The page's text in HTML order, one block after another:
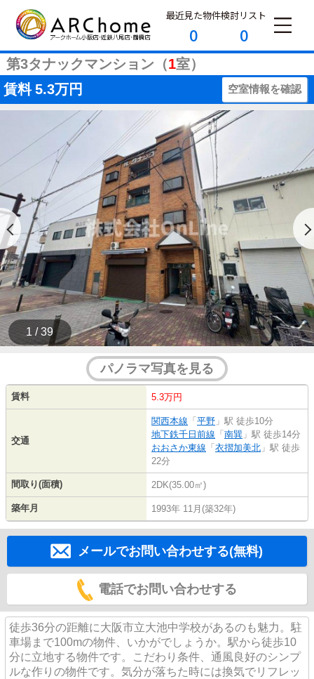
最近見た物件
0
検討リスト
0
第3タナックマンション（1室）
賃料 5.3万円 空室情報を確認
1 / 39
パノラマ写真を見る
賃料 5.3万円
交通
関西本線 「 平野 」駅 徒歩10分
地下鉄千日前線 「 南巽 」駅 徒歩14分
おおさか東線 「 衣摺加美北 」駅 徒歩
22分
間取り(面積) 2DK(35.00㎡)
築年月 1993年 11月(築32年)
メールでお問い合わせする(無料)
電話でお問い合わせする
徒歩36分の距離に大阪市立大池中学校があるのも魅力。駐
車場まで100mの物件、いかがでしょうか。駅から徒歩10
分に立地する物件です。こだわり条件、通風良好のシンプ
ルな作りの物件です。気分が落ちた時には換気でリフレッ